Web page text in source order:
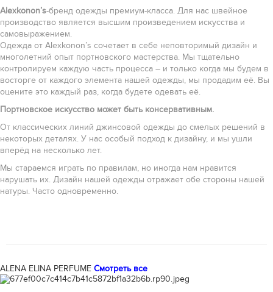
Alexkonon’s-бренд одежды премиум-класса. Для нас швейное
производство является высшим произведением искусства и
самовыражением.
Одежда от Alexkonon’s сочетает в себе неповторимый дизайн и
многолетний опыт портновского мастерства. Мы тщательно
контролируем каждую часть процесса – и только когда мы будем в
восторге от каждого элемента нашей одежды, мы продадим её. Вы
оцените это каждый раз, когда будете одевать её.
Портновское искусство может быть консервативным.
От классических линий джинсовой одежды до смелых решений в
некоторых деталях. У нас особый подход к дизайну, и мы ушли
вперёд на несколько лет.
Мы стараемся играть по правилам, но иногда нам нравится
нарушать их. Дизайн нашей одежды отражает обе стороны нашей
натуры. Часто одновременно.
ALENA ELINA PERFUME Смотреть все